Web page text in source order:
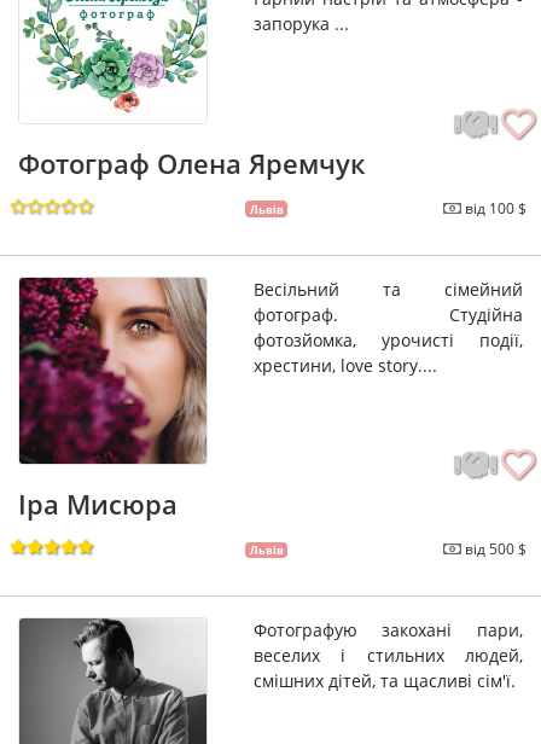
запорука ...
Фотограф Олена Яремчук
Львів від 100 $
Весільний та сімейний
фотограф. Студійна
фотозйомка, урочисті події,
хрестини, love story....
Іра Мисюра
Львів від 500 $
Фотографую закохані пари,
веселих і стильних людей,
смішних дітей, та щасливі сім'ї.